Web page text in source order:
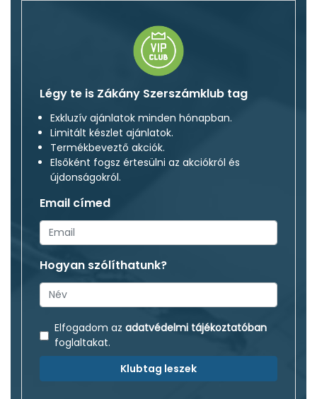
Légy te is Zákány Szerszámklub tag
Exkluzív ajánlatok minden hónapban.
Limitált készlet ajánlatok.
Termékbeveztő akciók.
Elsőként fogsz értesülni az akciókról és
újdonságokról.
Email címed
Hogyan szólíthatunk?
Elfogadom az adatvédelmi tájékoztatóban
foglaltakat.
Klubtag leszek